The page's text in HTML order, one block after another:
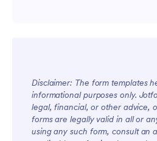
Disclaimer: The form templates
informational purposes only.
legal, financial, or other advice,
forms are legally valid in all or
using any such form, consult an